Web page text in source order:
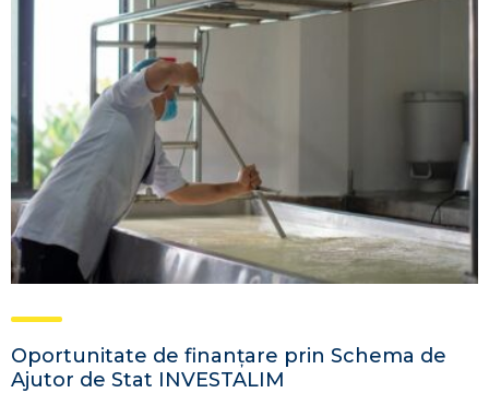
Oportunitate de finanțare prin Schema de
Ajutor de Stat INVESTALIM